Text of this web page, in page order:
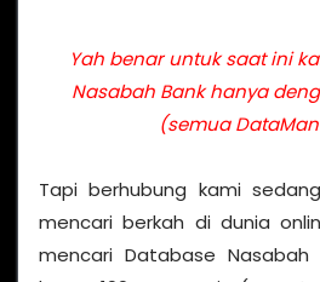
Yah benar untuk saat ini
Nasabah Bank hanya
(semua
Tapi berhubung kami
mencari berkah di dunia
mencari Database Nasabah